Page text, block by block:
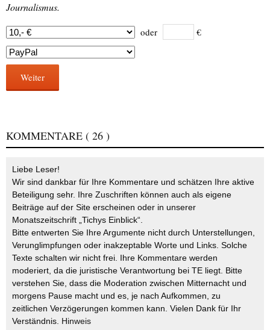
Journalismus.
oder €
Weiter
KOMMENTARE ( 26 )
Liebe Leser!
Wir sind dankbar für Ihre Kommentare und schätzen Ihre aktive
Beteiligung sehr. Ihre Zuschriften können auch als eigene
Beiträge auf der Site erscheinen oder in unserer
Monatszeitschrift „Tichys Einblick“.
Bitte entwerten Sie Ihre Argumente nicht durch Unterstellungen,
Verunglimpfungen oder inakzeptable Worte und Links. Solche
Texte schalten wir nicht frei. Ihre Kommentare werden
moderiert, da die juristische Verantwortung bei TE liegt. Bitte
verstehen Sie, dass die Moderation zwischen Mitternacht und
morgens Pause macht und es, je nach Aufkommen, zu
zeitlichen Verzögerungen kommen kann. Vielen Dank für Ihr
Verständnis. Hinweis